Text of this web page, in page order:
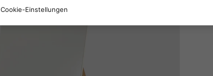
Cookie-Einstellungen